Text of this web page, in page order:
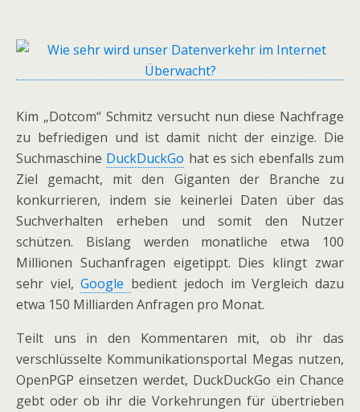
Kim „Dotcom“ Schmitz versucht nun diese Nachfrage
zu befriedigen und ist damit nicht der einzige. Die
Suchmaschine DuckDuckGo hat es sich ebenfalls zum
Ziel gemacht, mit den Giganten der Branche zu
konkurrieren, indem sie keinerlei Daten über das
Suchverhalten erheben und somit den Nutzer
schützen. Bislang werden monatliche etwa 100
Millionen Suchanfragen eigetippt. Dies klingt zwar
sehr viel,Google bedient jedoch im Vergleich dazu
etwa 150 Milliarden Anfragen pro Monat.
Teilt uns in den Kommentaren mit, ob ihr das
verschlüsselte Kommunikationsportal Megas nutzen,
OpenPGP einsetzen werdet, DuckDuckGo ein Chance
gebt oder ob ihr die Vorkehrungen für übertrieben